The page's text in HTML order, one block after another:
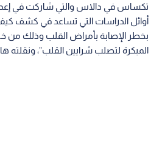
تكساس في دالاس والتي شاركت في
أوائل الدراسات التي تساعد في كشف
بخطر الإصابة بأمراض القلب وذلك من
المبكرة لتصلب شرايين القلب"، ونقلته